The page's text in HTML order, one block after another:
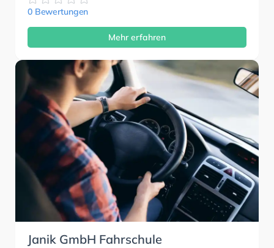
0 Bewertungen
Mehr erfahren
Janik GmbH Fahrschule